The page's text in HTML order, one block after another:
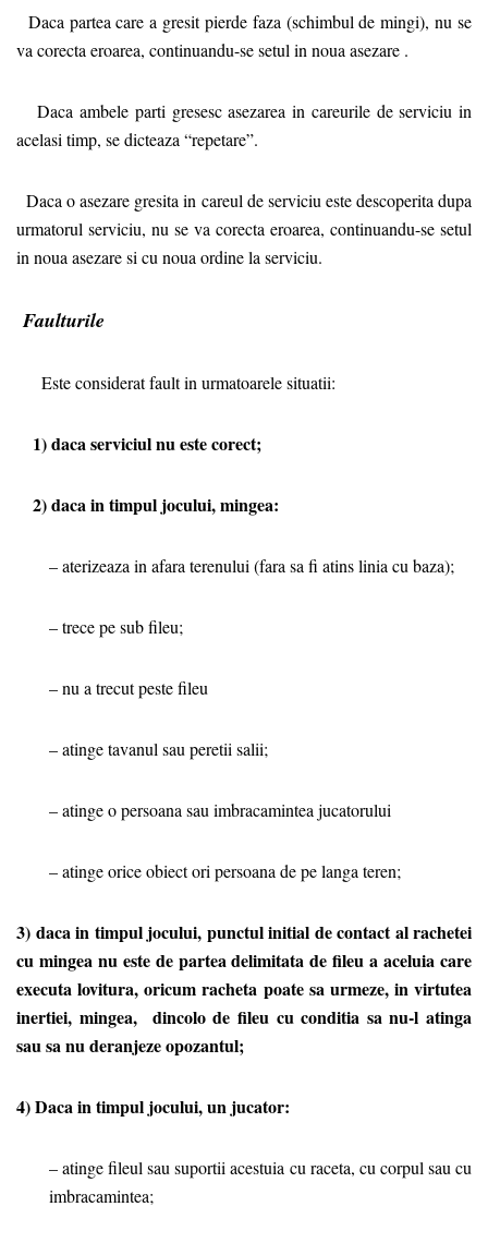
Daca partea care a gresit pierde faza (schimbul de mingi), nu se
va corecta eroarea, continuandu-se setul in noua asezare .
Daca ambele parti gresesc asezarea in careurile de serviciu in
acelasi timp, se dicteaza “repetare”.
Daca o asezare gresita in careul de serviciu este descoperita dupa
urmatorul serviciu, nu se va corecta eroarea, continuandu-se setul
in noua asezare si cu noua ordine la serviciu.
Faulturile
Este considerat fault in urmatoarele situatii:
1) daca serviciul nu este corect;
2) daca in timpul jocului, mingea:
– aterizeaza in afara terenului (fara sa fi atins linia cu baza);
– trece pe sub fileu;
– nu a trecut peste fileu
– atinge tavanul sau peretii salii;
– atinge o persoana sau imbracamintea jucatorului
– atinge orice obiect ori persoana de pe langa teren;
3) daca in timpul jocului, punctul initial de contact al rachetei
cu mingea nu este de partea delimitata de fileu a aceluia care
executa lovitura, oricum racheta poate sa urmeze, in virtutea
inertiei, mingea, dincolo de fileu cu conditia sa nu-l atinga
sau sa nu deranjeze opozantul;
4) Daca in timpul jocului, un jucator:
– atinge fileul sau suportii acestuia cu raceta, cu corpul sau cu
imbracamintea;